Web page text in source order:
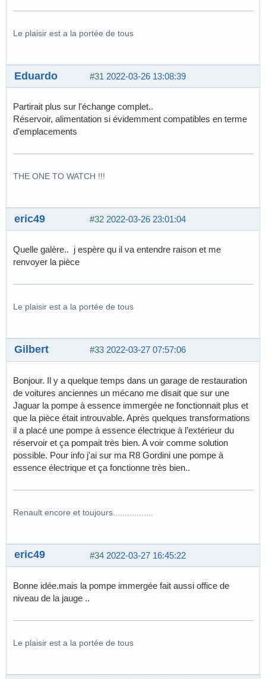
Le plaisir est a la portée de tous
#31 2022-03-26 13:08:39
Eduardo
Partirait plus sur l'échange complet..
Réservoir, alimentation si évidemment compatibles en terme
d'emplacements
THE ONE TO WATCH !!!
#32 2022-03-26 23:01:04
eric49
Quelle galère.. j espère qu il va entendre raison et me
renvoyer la pièce
Le plaisir est a la portée de tous
#33 2022-03-27 07:57:06
Gilbert
Bonjour. Il y a quelque temps dans un garage de restauration
de voitures anciennes un mécano me disait que sur une
Jaguar la pompe à essence immergée ne fonctionnait plus et
que la pièce était introuvable. Après quelques transformations
il a placé une pompe à essence électrique à l’extérieur du
réservoir et ça pompait très bien. A voir comme solution
possible. Pour info j'ai sur ma R8 Gordini une pompe à
essence électrique et ça fonctionne très bien..
Renault encore et toujours.................
#34 2022-03-27 16:45:22
eric49
Bonne idée.mais la pompe immergée fait aussi office de
niveau de la jauge ..
Le plaisir est a la portée de tous